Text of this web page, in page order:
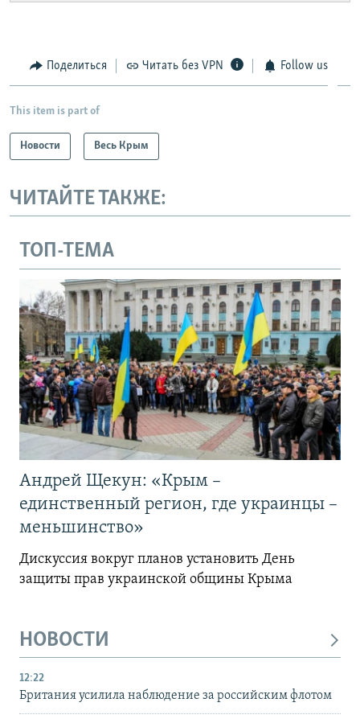
Поделиться Читать без VPN Follow us
This item is part of
Новости Весь Крым
ЧИТАЙТЕ ТАКЖЕ:
ТОП-ТЕМА
Андрей Щекун: «Крым –
единственный регион, где украинцы –
меньшинство»
Дискуссия вокруг планов установить День
защиты прав украинской общины Крыма
НОВОСТИ
12:22
Британия усилила наблюдение за российским флотом